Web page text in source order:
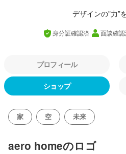
デザインの"力”
身分証確認済 面談確
プロフィール
ショップ
家 空 未来
aero homeのロゴ